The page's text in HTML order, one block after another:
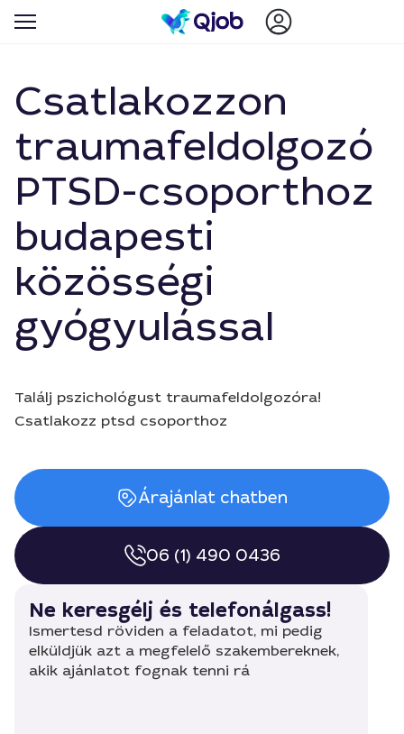
Csatlakozzon
traumafeldolgozó
PTSD-csoporthoz
budapesti
közösségi
gyógyulással
Találj pszichológust traumafeldolgozóra!
Csatlakozz ptsd csoporthoz
Árajánlat chatben
06 (1) 490 0436
Ne keresgélj és telefonálgass!
Ismertesd röviden a feladatot, mi pedig
elküldjük azt a megfelelő szakembereknek,
akik ajánlatot fognak tenni rá